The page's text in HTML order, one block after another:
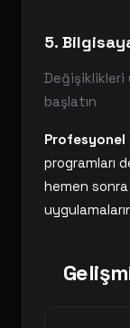
5.
Değişiklikleri
başlatın
Profesyonel
programları
hemen